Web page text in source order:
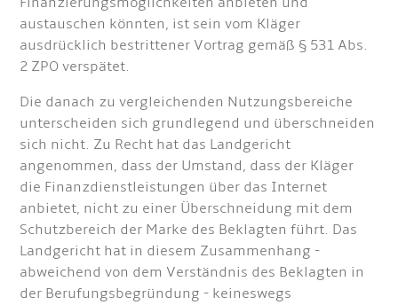
austauschen könnten, ist sein vom Kläger
ausdrücklich bestrittener Vortrag gemäß § 531 Abs.
2 ZPO verspätet.
Die danach zu vergleichenden Nutzungsbereiche
unterscheiden sich grundlegend und überschneiden
sich nicht. Zu Recht hat das Landgericht
angenommen, dass der Umstand, dass der Kläger
die Finanzdienstleistungen über das Internet
anbietet, nicht zu einer Überschneidung mit dem
Schutzbereich der Marke des Beklagten führt. Das
Landgericht hat in diesem Zusammenhang -
abweichend von dem Verständnis des Beklagten in
der Berufungsbegründung - keineswegs